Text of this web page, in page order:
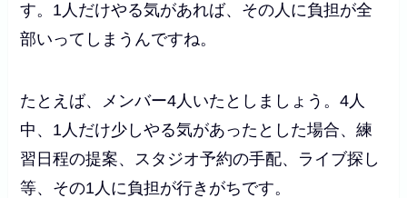
す。1人だけやる気があれば、その人に負担が全
部いってしまうんですね。
たとえば、メンバー4人いたとしましょう。4人
中、1人だけ少しやる気があったとした場合、練
習日程の提案、スタジオ予約の手配、ライブ探し
等、その1人に負担が行きがちです。